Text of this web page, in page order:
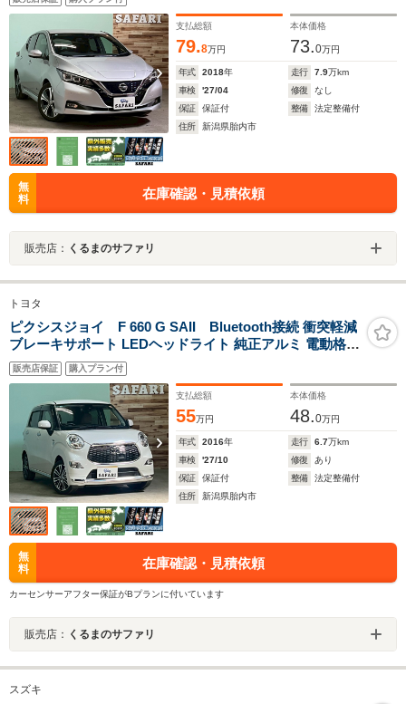
ター 横滑り防止 カーテンエアバック
支払総額
79.8万円
本体価格
73.0万円
年式 2018年 走行 7.9万km
車検
'27/04 修復
なし
保証
保証付 整備
法定整備付
住所
新潟県胎内市
無
料
在庫確認・見積依頼
販売店： くるまのサファリ
トヨタ
ピクシスジョイ F 660 G SAII Bluetooth接続 衝突軽減
ブレーキサポート LEDヘッドライト 純正アルミ 電動格納
ミラー プッシュスタート スマートアシストII
販売店保証 購入プラン付
支払総額
55万円
本体価格
48.0万円
年式 2016年 走行 6.7万km
車検
'27/10 修復
あり
保証
保証付 整備
法定整備付
住所
新潟県胎内市
無
料
在庫確認・見積依頼
カーセンサーアフター保証がBプランに付いています
販売店： くるまのサファリ
スズキ